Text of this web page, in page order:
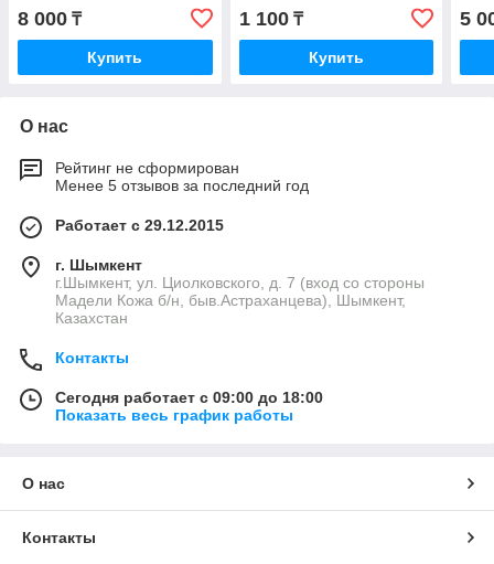
8 000 ₸
Купить
1 100₸
Купить
5
О нас
Рейтинг не сформирован
Менее 5 отзывов за последний год
Работает с 29.12.2015
г. Шымкент
г.Шымкент, ул. Циолковского, д. 7 (вход со стороны
Мадели Кожа б/н, быв.Астраханцева), Шымкент,
Казахстан
Контакты
Сегодня работает с 09:00 до 18:00
Показать весь график работы
О нас
Контакты